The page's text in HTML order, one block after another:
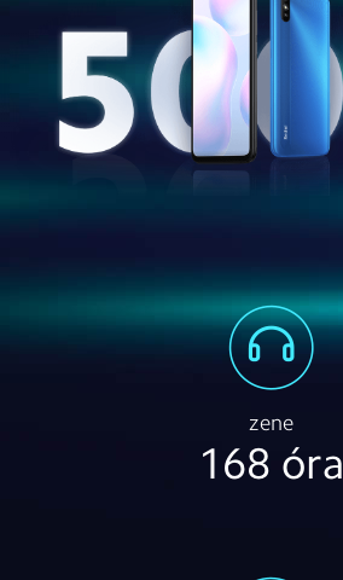
zene
168 óra